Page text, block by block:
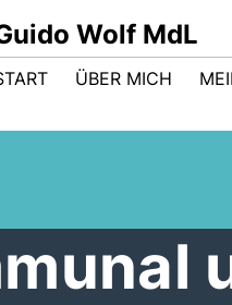
Wolf MdL
ÜBER MICH